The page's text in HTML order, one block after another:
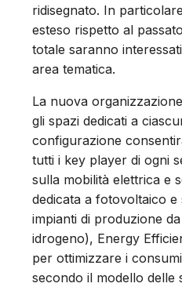
ridisegnato. In
esteso rispetto al
totale saranno
area tematica.
La nuova
gli spazi dedicati a
configurazione
tutti i key player di ogni
sulla mobilità elettrica e
dedicata a fotovoltaico
impianti di produzione
idrogeno), Energy
per ottimizzare i
secondo il modello delle